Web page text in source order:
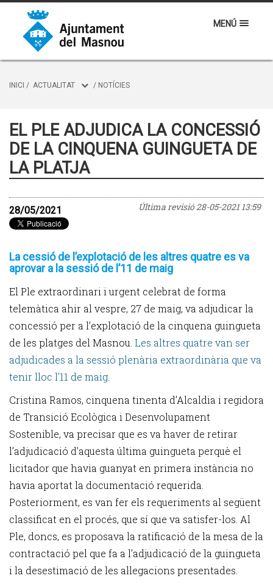
MENÚ
INICI / ACTUALITAT / NOTÍCIES
EL PLE ADJUDICA LA CONCESSIÓ
DE LA CINQUENA GUINGUETA DE
LA PLATJA
Última revisió28-05-2021 13:59
28/05/2021
La cessió de l’explotació de les altres quatre es va
aprovar a la sessió de l’11 de maig
El Ple extraordinari i urgent celebrat de forma
telemàtica ahir al vespre, 27 de maig, va adjudicar la
concessió per a l’explotació de la cinquena guingueta
de les platges del Masnou. Les altres quatre van ser
adjudicades a la sessió plenària extraordinària que va
tenir lloc l’11 de maig
Cristina Ramos, cinquena tinenta d’Alcaldia i regidora
de Transició Ecològica i Desenvolupament
Sostenible, va precisar que es va haver de retirar
l’adjudicació d’aquesta última guingueta perquè el
licitador que havia guanyat en primera instància no
havia aportat la documentació requerida.
Posteriorment, es van fer els requeriments al següent
classificat en el procés, que sí que va satisfer-los. Al
Ple, doncs, es proposava la ratificació de la mesa de la
contractació pel que fa a l’adjudicació de la guingueta
i la desestimació de les al·legacions presentades.